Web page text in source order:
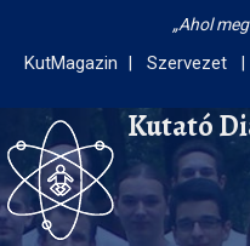
Ahol
KutMagazin Szervezet
Kutató